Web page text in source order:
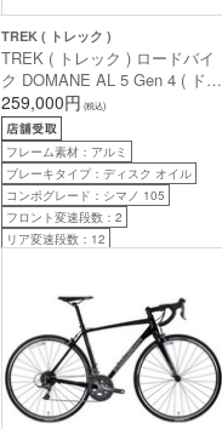
TREK ( トレック )
TREK ( トレック ) ロードバイ
ク DOMANE AL 5 Gen 4 ( ドマ
ーネ AL 5 Gen 4 ) グロス スー
パーノヴァ 49 ( 身長目安
160cm前後 )
259,000円 (税込)
フレーム素材：アルミ
ブレーキタイプ：ディスク オイル
コンポグレード：シマノ 105
フロント変速段数：2
リア変速段数：12